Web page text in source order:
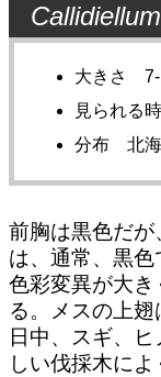
大きさ 7-
見られる
分布 北海
前胸は黒色だが
は、通常、黒色
色彩変異が大
る。メスの上翅
日中、スギ、
しい伐採木に